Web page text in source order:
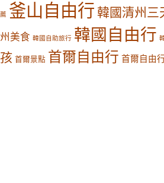
薦 釜山自由行 韓國清州三
州美食 韓國自助旅行 韓國自由行
孩 首爾景點 首爾自由行 首爾自由